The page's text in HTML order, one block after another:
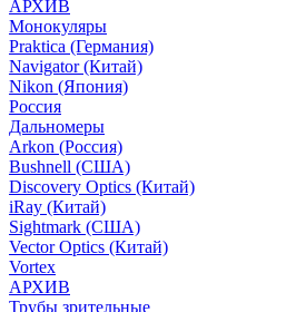
АРХИВ
Монокуляры
Praktica (Германия)
Navigator (Китай)
Nikon (Япония)
Россия
Дальномеры
Arkon (Россия)
Bushnell (США)
Discovery Optics (Китай)
iRay (Китай)
Sightmark (США)
Vector Optics (Китай)
Vortex
АРХИВ
Трубы зрительные